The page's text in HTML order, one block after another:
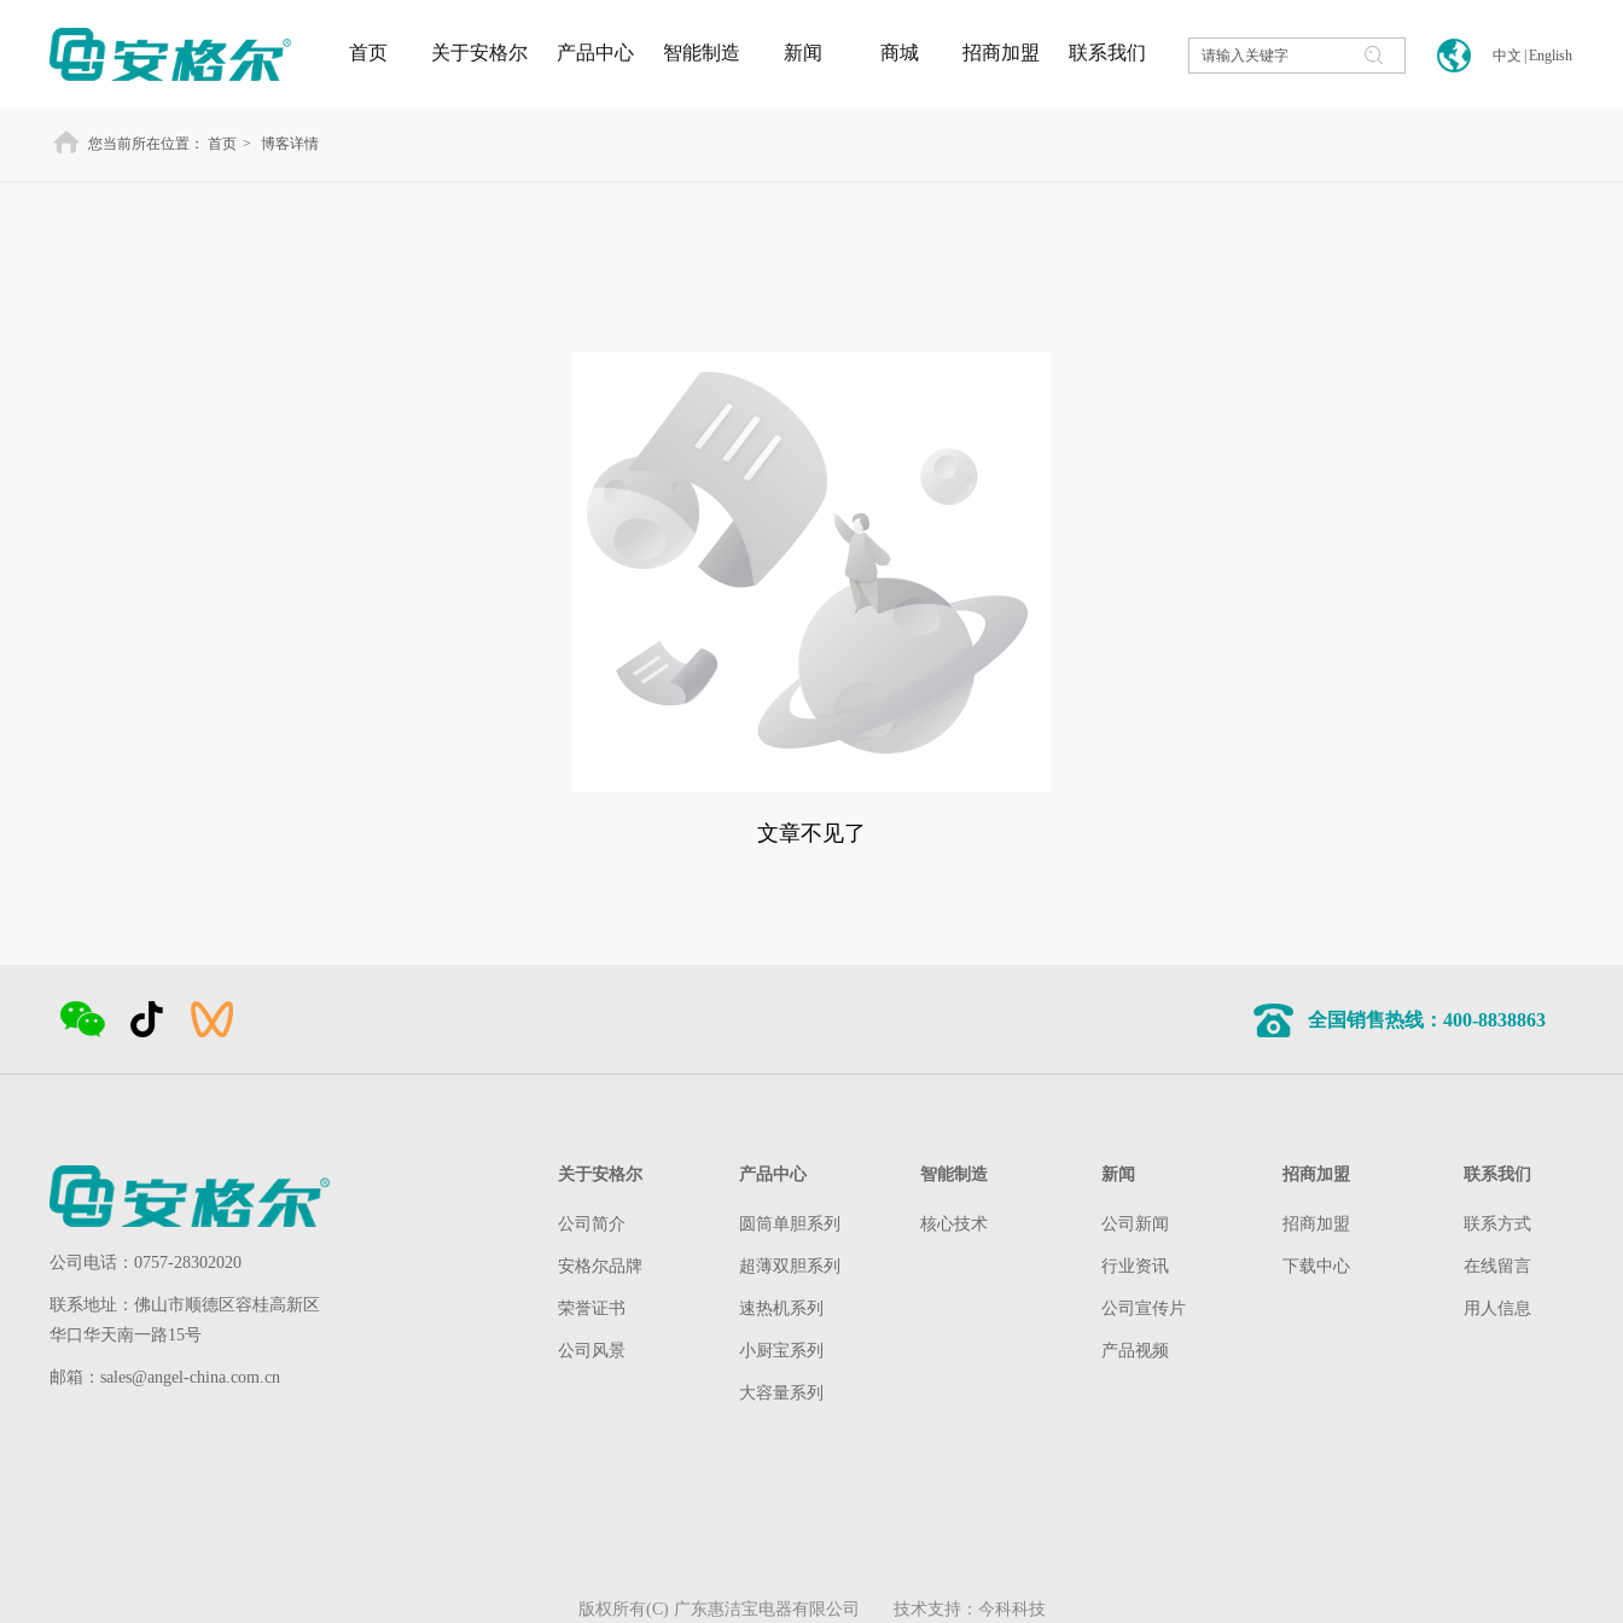
中文 English
首页 关于安格尔 产品中心 智能制造 新闻 商城 招商加盟 联系我们
您当前所在位置： 首页 > 博客详情
文章不见了
全国销售热线：400-8838863
公司电话：0757-28302020
联系地址：佛山市顺德区容桂高新区
华口华天南一路15号
邮箱：sales@angel-china.com.cn
关于安格尔
公司简介
安格尔品牌
荣誉证书
公司风景
产品中心
圆筒单胆系列
超薄双胆系列
速热机系列
小厨宝系列
大容量系列
智能制造
核心技术
新闻
公司新闻
行业资讯
公司宣传片
产品视频
招商加盟
招商加盟
下载中心
联系我们
联系方式
在线留言
用人信息
版权所有(C) 广东惠洁宝电器有限公司 技术支持： 今科科技